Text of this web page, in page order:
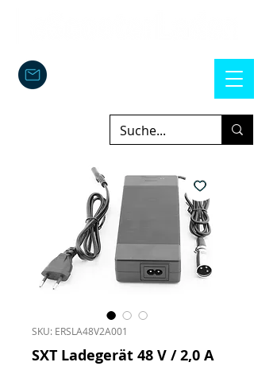
SKU: ERSLA48V2A001
SXT Ladegerät 48 V / 2,0 A